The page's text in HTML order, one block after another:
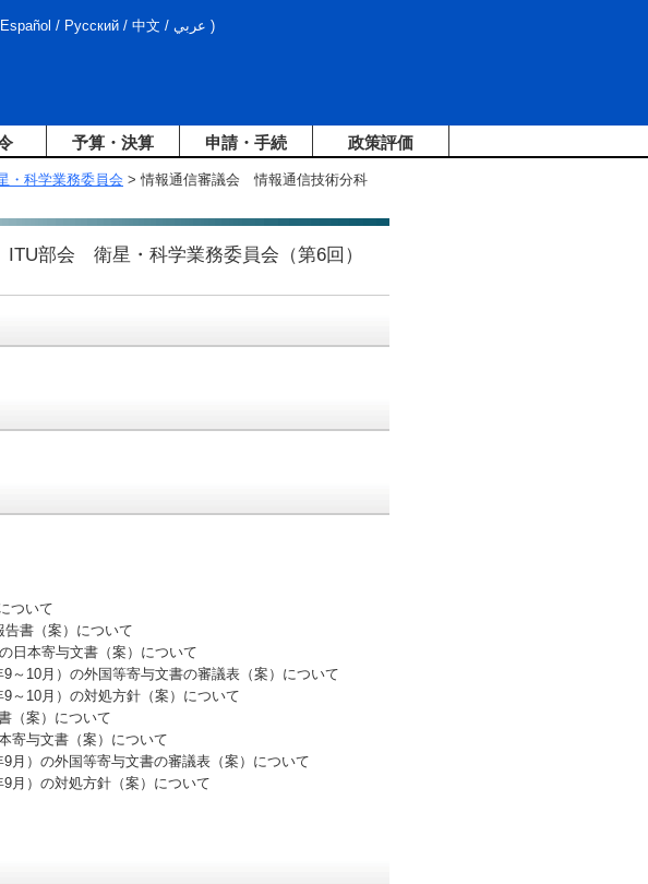
Español / Русский / 中文 / عربي )
予算・決算 申請・手続 政策評価
・科学業務委員会 > 情報通信審議会 情報通信技術分科
部会 衛星・科学業務委員会（第6回）
ついて
告書（案）について
日本寄与文書（案）について
～10月）の外国等寄与文書の審議表（案）について
～10月）の対処方針（案）について
（案）について
寄与文書（案）について
月）の外国等寄与文書の審議表（案）について
月）の対処方針（案）について